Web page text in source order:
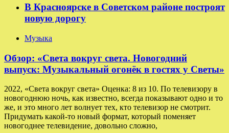
В Красноярске в Советском районе построят
новую дорогу
Музыка
Обзор: «Света вокруг света. Новогодний
выпуск: Музыкальный огонёк в гостях у Светы»
2022, «Света вокруг света» Оценка: 8 из 10. По телевизору в
новогоднюю ночь, как известно, всегда показывают одно и то
же, и это много лет волнует тех, кто телевизор не смотрит.
Придумать какой-то новый формат, который поменяет
новогоднее телевидение, довольно сложно,